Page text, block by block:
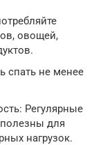
овощей,
спать не менее
Регулярные
для
нагрузок.